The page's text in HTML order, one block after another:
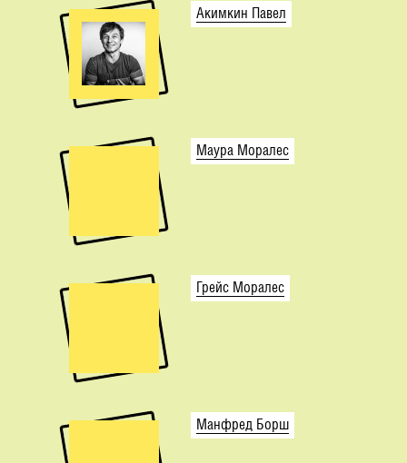
Акимкин Павел
Маура Моралес
Грейс Моралес
Манфред Борш